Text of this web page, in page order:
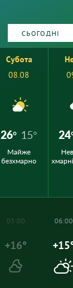
СЬОГОДНІ
Субота
08.08
26° 15°
Майже
безхмарно
03:00
+16°
06:00